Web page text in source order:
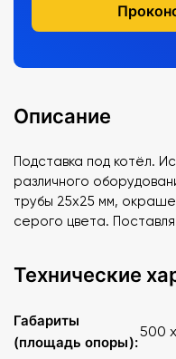
Описание
Подставка под котёл.
различного
трубы 25х25 мм,
серого цвета.
Технические
Габариты
(площадь опоры):
500